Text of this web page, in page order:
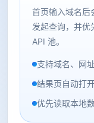
首页输入域名后
发起查询，并优
API 池。
支持域名、网
结果页自动打
优先读取本地